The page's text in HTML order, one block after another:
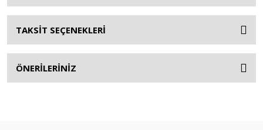
TAKSİT SEÇENEKLERİ
ÖNERİLERİNİZ